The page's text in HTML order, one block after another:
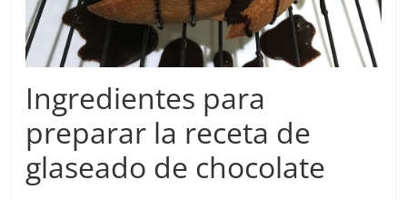
Ingredientes para
preparar la receta de
glaseado de chocolate